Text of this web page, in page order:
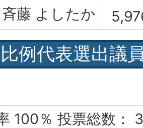
斉藤 よしたか
例代表選出議
100％ 投票総数：